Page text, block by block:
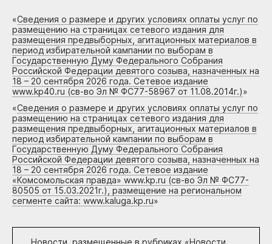
«Сведения о размере и других условиях оплаты услуг по
размещению на страницах сетевого издания для
размещения предвыборных, агитационных материалов в
период избирательной кампании по выборам в
Государственную Думу Федерального Собрания
Российской Федерации девятого созыва, назначенных на
18 – 20 сентября 2026 года. Сетевое издание
www.kp40.ru (св-во Эл № ФС77-58967 от 11.08.2014г.)»
«Сведения о размере и других условиях оплаты услуг по
размещению на страницах сетевого издания для
размещения предвыборных, агитационных материалов в
период избирательной кампании по выборам в
Государственную Думу Федерального Собрания
Российской Федерации девятого созыва, назначенных на
18 – 20 сентября 2026 года. Сетевое издание
«Комсомольская правда» www.kp.ru (св-во Эл № ФС77-
80505 от 15.03.2021г.), размещение на региональном
сегменте сайта: www.kaluga.kp.ru»
Новости, размещенные в рубриках «Новости